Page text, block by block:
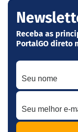
Receba as
PortalGO direto
Seu nome
Seu melhor e-mail